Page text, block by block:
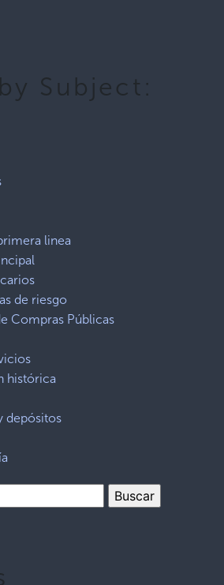
Subject:
linea
de riesgo
Compras Públicas
histórica
depósitos